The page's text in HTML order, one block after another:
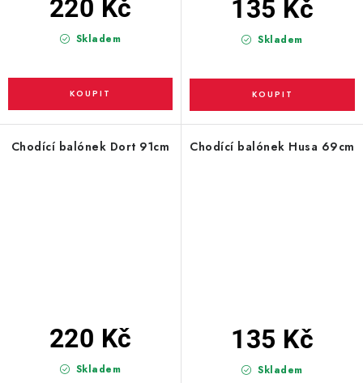
Skladem
220 Kč
Skladem
135 Kč
Chodící balónek Dort 91cm
Skladem
220 Kč
Chodící balónek Husa 69cm
Skladem
135 Kč